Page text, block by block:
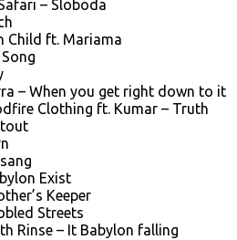
– Sloboda
Child ft. Mariama
– When you get right down to it
Clothing ft. Kumar – Truth
Exist
Keeper
Streets
Rinse – It Babylon falling